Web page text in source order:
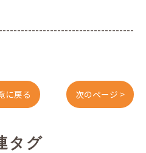
に戻る 次のページ >
タグ